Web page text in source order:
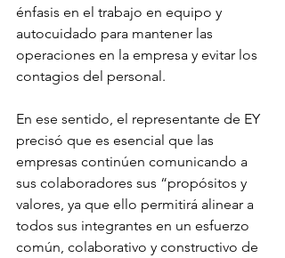
énfasis en el trabajo en equipo y
autocuidado para mantener las
operaciones en la empresa y evitar los
contagios del personal.
En ese sentido, el representante de EY
precisó que es esencial que las
empresas continúen comunicando a
sus colaboradores sus “propósitos y
valores, ya que ello permitirá alinear a
todos sus integrantes en un esfuerzo
común, colaborativo y constructivo de